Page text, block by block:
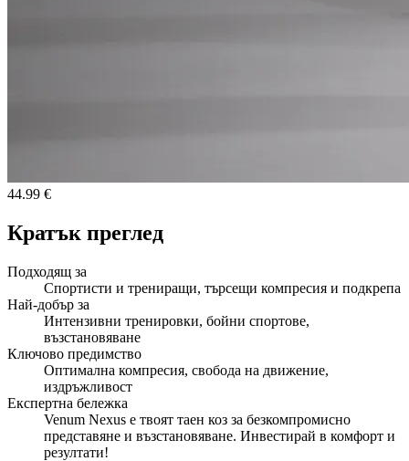
44.99 €
Кратък преглед
Подходящ за
Спортисти и трениращи, търсещи компресия и подкрепа
Най-добър за
Интензивни тренировки, бойни спортове,
възстановяване
Ключово предимство
Оптимална компресия, свобода на движение,
издръжливост
Експертна бележка
Venum Nexus е твоят таен коз за безкомпромисно
представяне и възстановяване. Инвестирай в комфорт и
резултати!